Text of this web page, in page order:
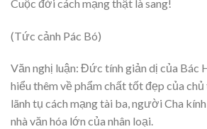
Cuộc đời cách mạng thật là sang!
(Tức cảnh Pác Bó)
Văn nghị luận: Đức tính giản dị của Bác
hiểu thêm về phẩm chất tốt đẹp của
lãnh tụ cách mạng tài ba, người Cha
nhà văn hóa lớn của nhân loại.